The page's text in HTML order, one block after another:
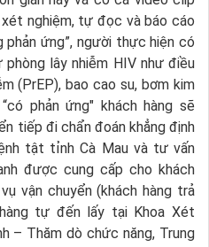
nghiệm, tự đọc và báo cáo
phản ứng”, người thực hiện có
lây nhiễm HIV như điều
(PrEP), bao cao su, bơm kim
phản ứng" khách hàng sẽ
tiếp đi chẩn đoán khẳng định
tật tỉnh Cà Mau và tư vấn
được cung cấp cho khách
vận chuyển (khách hàng trả
tự đến lấy tại Khoa Xét
– Thăm dò chức năng, Trung